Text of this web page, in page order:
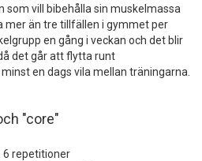
som vill bibehålla sin muskelmassa
mer än tre tillfällen i gymmet per
en gång i veckan och det blir
det går att flytta runt
en dags vila mellan träningarna.
"core"
6 repetitioner